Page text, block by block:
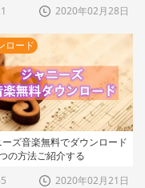
2020年02月28日
ロード
ーズ音楽無料でダウンロード
の方法ご紹介する
2020年02月21日